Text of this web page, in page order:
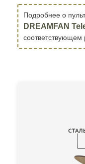
Подробнее о
DREAMFAN
соответствующем